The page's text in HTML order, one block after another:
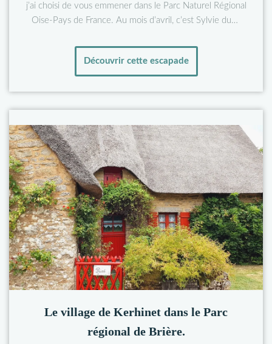
j’ai choisi de vous emmener dans le Parc Naturel Régional
Oise-Pays de France. Au mois d’avril, c’est Sylvie du…
Découvrir cette escapade
Le village de Kerhinet dans le Parc
régional de Brière.